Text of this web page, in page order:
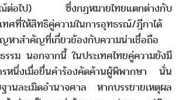
รณ์ต่อไป) ซึ่งกฎหมายไทยแตกต่างกับ
ทศที่ให้สิทธิคู่ความในการอุทธรณ์/ฎีกาได้
ญหาสำคัญที่เกี่ยวข้องกับความน่าเชื่อถือ
รรม นอกจากนี้ ในประเทศไทยคู่ความยังมี
รหนึ่งเมื่อยื่นคำร้องคัดค้านผู้พิพากษา นั่น
นละเมิดอำนาจศาล หากบรรยายเหตุผล